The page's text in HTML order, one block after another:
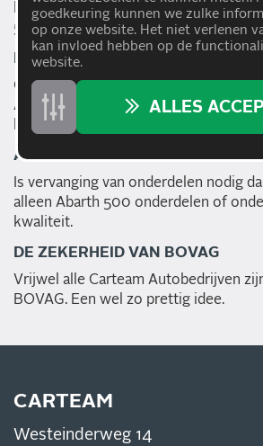
heeft: goed en betaalbaar onderhoud
500.
HAAL- EN BRENGSERVICE
Carteam Autobedrijven houden u
Abarth 500 in onderhoud is. Met een
haal- en brengservice binnen de regio.
A-MERK OF ABARTH 500
Is vervanging van onderdelen nodig
alleen Abarth 500 onderdelen of
kwaliteit.
DE ZEKERHEID VAN BOVAG
Vrijwel alle Carteam Autobedrijven
BOVAG. Een wel zo prettig idee.
CARTEAM
Westeinderweg 14
goedkeuring kunnen we zulke
op onze website. Het niet verlenen
kan invloed hebben op de
website.
ALLES